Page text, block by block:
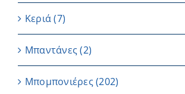
Κεριά (7)
Μπαντάνες (2)
Μπομπονιέρες(202)